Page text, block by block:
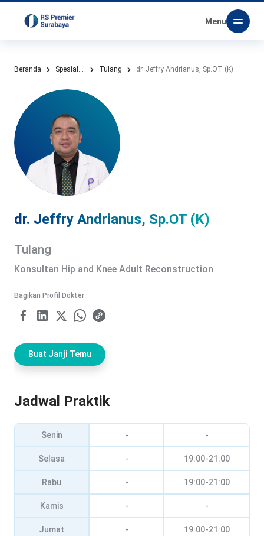
Menu
Beranda Spesialis Kami Tulang dr. Jeffry Andrianus, Sp.OT (K)
dr. Jeffry Andrianus, Sp.OT (K)
Tulang
Konsultan Hip and Knee Adult Reconstruction
Bagikan Profil Dokter
Buat Janji Temu
Jadwal Praktik
Senin - -
Selasa - 19:00-21:00
Rabu - 19:00-21:00
Kamis - -
Jumat - 19:00-21:00